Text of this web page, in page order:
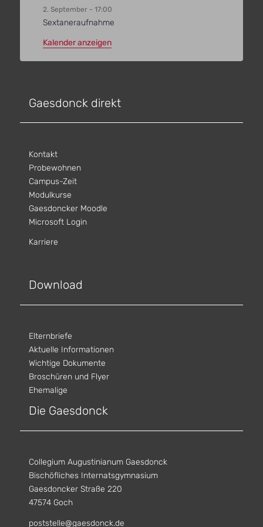
2. September - 17:00
Sextaneraufnahme
Kalender anzeigen
Gaesdonck direkt
Kontakt
Probewohnen
Campus-Zeit
Modulkurse
Gaesdoncker Moodle
Microsoft Login
Karriere
Download
Elternbriefe
Aktuelle Informationen
Wichtige Dokumente
Broschüren und Flyer
Ehemalige
Die Gaesdonck
Collegium Augustinianum Gaesdonck
Bischöfliches Internatsgymnasium
Gaesdoncker Straße 220
47574 Goch
poststelle@gaesdonck.de